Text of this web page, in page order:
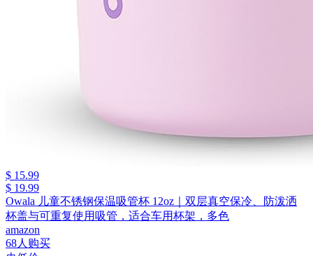
$ 15.99
$ 19.99
Owala 儿童不锈钢保温吸管杯 12oz｜双层真空保冷、防泼洒
杯盖与可重复使用吸管，适合车用杯架，多色
amazon
68人购买